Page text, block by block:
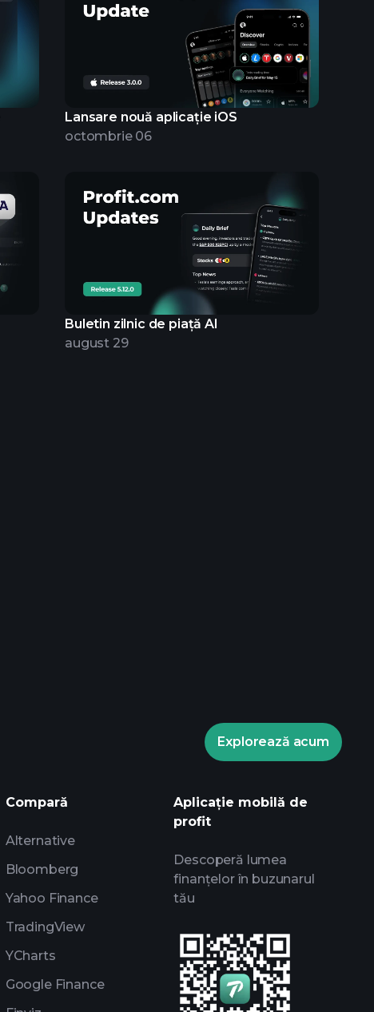
Lansare nouă aplicație iOS
octombrie 06
Buletin zilnic de piață AI
august 29
Explorează acum
Compară
Alternative
Bloomberg
Yahoo Finance
TradingView
YCharts
Google Finance
Aplicație mobilă de
profit
Descoperă lumea
finanțelor în buzunarul
tău